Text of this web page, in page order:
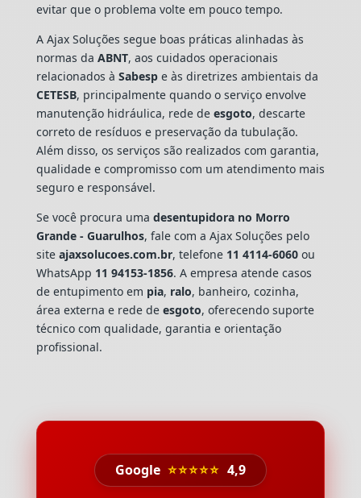
evitar que o problema volte em pouco tempo.
A Ajax Soluções segue boas práticas alinhadas às
normas da ABNT, aos cuidados operacionais
relacionados à Sabespe às diretrizes ambientais da
CETESB, principalmente quando o serviço envolve
manutenção hidráulica, rede de esgoto, descarte
correto de resíduos e preservação da tubulação.
Além disso, os serviços são realizados com garantia,
qualidade e compromisso com um atendimento mais
seguro e responsável.
Se você procura uma desentupidora no Morro
Grande - Guarulhos, fale com a Ajax Soluções pelo
site ajaxsolucoes.com.br, telefone 11 4114-6060ou
WhatsApp 11 94153-1856. A empresa atende casos
de entupimento em pia, ralo, banheiro, cozinha,
área externa e rede de esgoto, oferecendo suporte
técnico com qualidade, garantia e orientação
profissional.
Google ⭐⭐⭐⭐⭐ 4,9